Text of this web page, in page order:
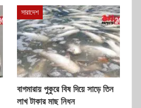
সারাদেশ
বাগমারায় পুকুরে বিষ দিয়ে সাড়ে তিন
লাখ টাকার মাছ নিধন